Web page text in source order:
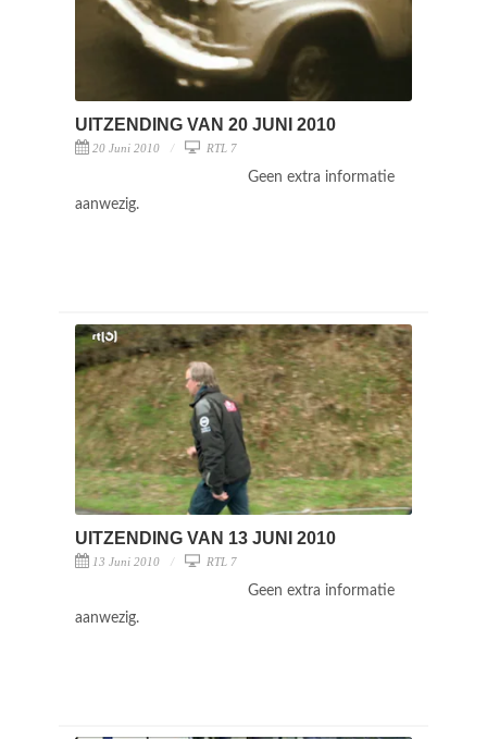
UITZENDING VAN 20 JUNI 2010
20 Juni 2010 RTL 7
Geen extra informatie
aanwezig.
UITZENDING VAN 13 JUNI 2010
13 Juni 2010 RTL 7
Geen extra informatie
aanwezig.